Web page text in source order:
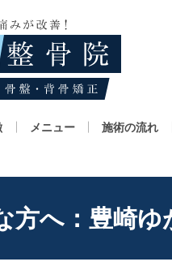
メニュー 施術の流れ
方へ：豊崎